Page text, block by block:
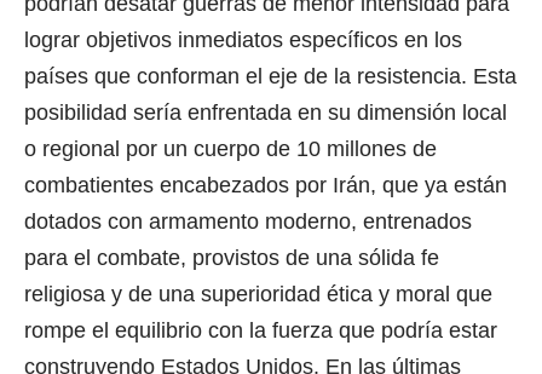
lograr objetivos inmediatos específicos en los
países que conforman el eje de la resistencia. Esta
posibilidad sería enfrentada en su dimensión local
o regional por un cuerpo de 10 millones de
combatientes encabezados por Irán, que ya están
dotados con armamento moderno, entrenados
para el combate, provistos de una sólida fe
religiosa y de una superioridad ética y moral que
rompe el equilibrio con la fuerza que podría estar
construyendo Estados Unidos. En las últimas